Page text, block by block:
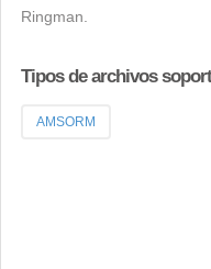
Ringman.
Tipos de archivos
AMSORM